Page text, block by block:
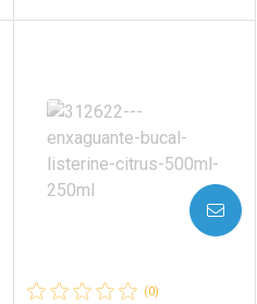
Laboratório
Por Menos
(0)
AVISE-ME